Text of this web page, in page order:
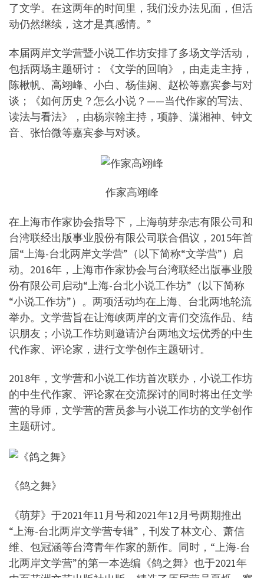
了文学。在这两年的时间里，我们没办法见面，但活
动仍然继续，这才是真感情。”
本届两岸文学营暨小说工作坊安排了多场文学活动，
包括两场主题研讨：《文学的回响》，由走走主持，
陈楸帆、高翊峰、小白、杨佳娴、赵松等嘉宾参与对
谈；《如何历史？怎么小说？——当代作家的写法、
读法与看法》，由杨宗翰主持，项静、潇湘神、钟文
音、张怡微等嘉宾参与对谈。
作家高翊峰
在上海市作家协会指导下，上海萌芽杂志有限公司和
台湾联经出版事业股份有限公司联合倡议，2015年首
届“上海-台北两岸文学营”（以下简称“文学营”）启
动。2016年，上海市作家协会与台湾联经出版事业股
份有限公司启动“上海-台北小说工作坊”（以下简称
“小说工作坊”）。两项活动均在上海、台北两地轮流
举办。文学营旨在让海峡两岸的文青们交流作品、结
识朋友；小说工作坊则邀请沪台两地文坛优秀的中生
代作家、评论家，进行文学创作主题研讨。
2018年，文学营和小说工作坊首次联办，小说工作坊
的中生代作家、评论家在交流探讨的同时将出任文学
营的导师，文学营的营员参与小说工作坊的文学创作
主题研讨。
《鸽之舞》
《萌芽》于2021年11月号和2021年12月号两期推出
“上海-台北两岸文学营专辑”，刊发了林文心、萧信
维、包冠涵等台湾青年作家的新作。同时，“上海-台
北两岸文学营”的第一本选编《鸽之舞》也于2021年